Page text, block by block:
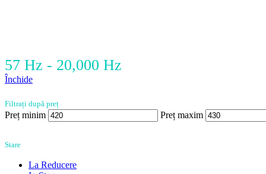
57 Hz - 20,000 Hz
Închide
Filtrați după preț
Preț minim Preț maxim
Stare
La Reducere